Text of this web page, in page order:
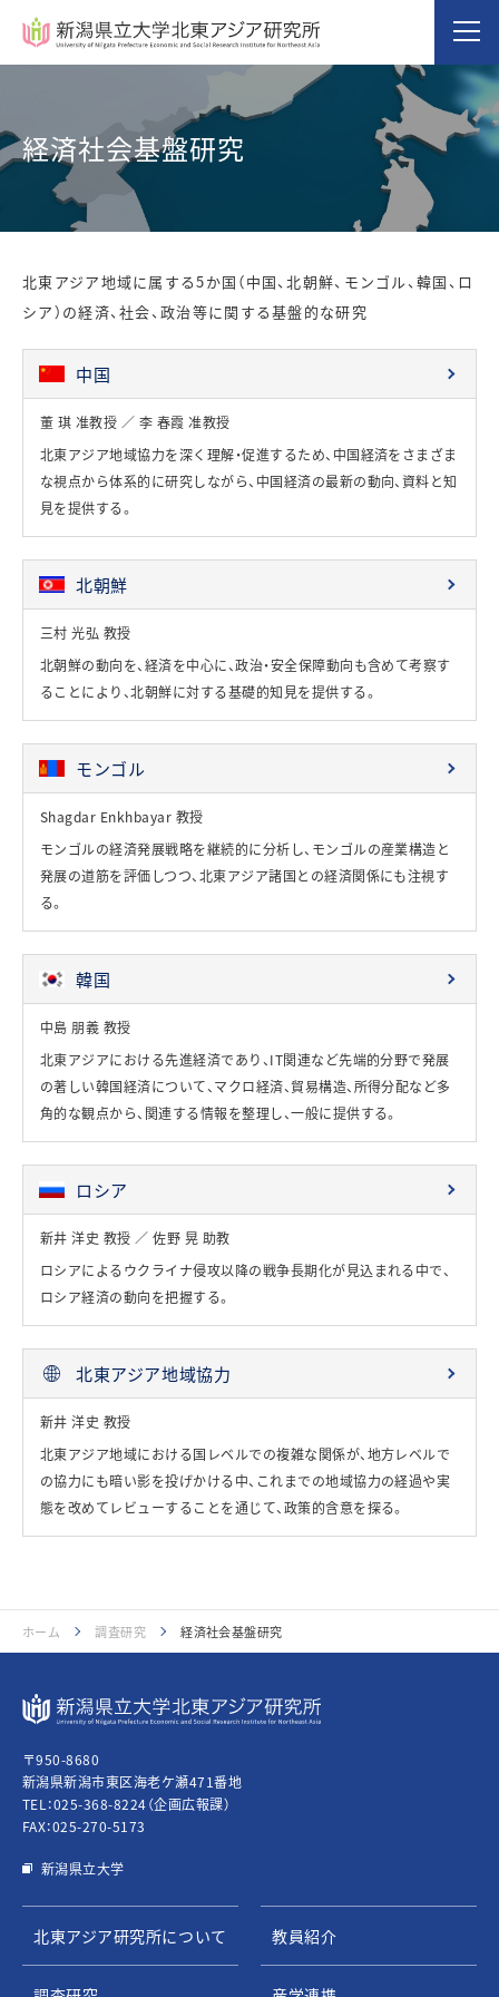
経済社会基盤研究
北東アジア地域に属する5か国（中国、北朝鮮、モンゴル、韓国、ロ
シア）の経済、社会、政治等に関する基盤的な研究
中国
董 琪 准教授 ／ 李 春霞 准教授
北東アジア地域協力を深く理解・促進するため、中国経済をさまざま
な視点から体系的に研究しながら、中国経済の最新の動向、資料と知
見を提供する。
北朝鮮
三村 光弘 教授
北朝鮮の動向を、経済を中心に、政治・安全保障動向も含めて考察す
ることにより、北朝鮮に対する基礎的知見を提供する。
モンゴル
Shagdar Enkhbayar 教授
モンゴルの経済発展戦略を継続的に分析し、モンゴルの産業構造と
発展の道筋を評価しつつ、北東アジア諸国との経済関係にも注視す
る。
韓国
中島 朋義 教授
北東アジアにおける先進経済であり、IT関連など先端的分野で発展
の著しい韓国経済について、マクロ経済、貿易構造、所得分配など多
角的な観点から、関連する情報を整理し、一般に提供する。
ロシア
新井 洋史 教授 ／ 佐野 晃 助教
ロシアによるウクライナ侵攻以降の戦争長期化が見込まれる中で、
ロシア経済の動向を把握する。
北東アジア地域協力
新井 洋史 教授
北東アジア地域における国レベルでの複雑な関係が、地方レベルで
の協力にも暗い影を投げかける中、これまでの地域協力の経過や実
態を改めてレビューすることを通じて、政策的含意を探る。
ホーム 調査研究 経済社会基盤研究
〒950-8680
新潟県新潟市東区海老ケ瀬471番地
TEL：025-368-8224（企画広報課）
FAX：025-270-5173
新潟県立大学
北東アジア研究所について 教員紹介